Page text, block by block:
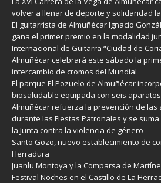
volver a llenar de deporte y solidaridad
El guitarrista de Almuñécar Ignacio
gana el primer premio en la modalidad
Internacional de Guitarra “Ciudad de
Almuñécar celebrará este sábado la
intercambio de cromos del Mundial
El parque El Pozuelo de Almuñécar
biosaludable equipada con seis
Almuñécar refuerza la prevención de las
durante las Fiestas Patronales y se
la Junta contra la violencia de género
Santo Gozo, nuevo establecimiento de
Herradura
Juanlu Montoya y la Comparsa de
Festival Noches en el Castillo de La